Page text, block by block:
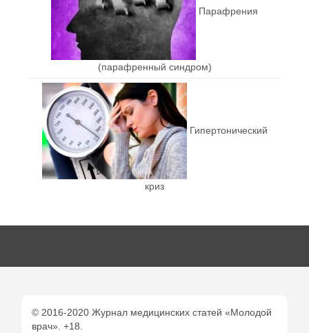
Парафрения
(парафренный синдром)
Гипертонический
криз
© 2016-2020 Журнал медицинских статей «Молодой
врач». +18.